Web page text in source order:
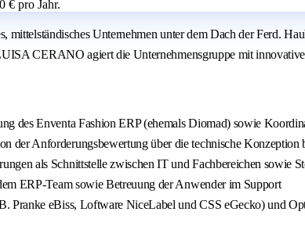
€ pro Jahr.
Unternehmen unter dem Dach der Ferd.
CERANO agiert die Unternehmensgruppe mit
des Enventa Fashion ERP (ehemals Diomad) sowie
der Anforderungsbewertung über die technische
als Schnittstelle zwischen IT und Fachbereichen sowie
ERP-Team sowie Betreuung der Anwender im Support
Pranke eBiss, Loftware NiceLabel und CSS eGecko) und